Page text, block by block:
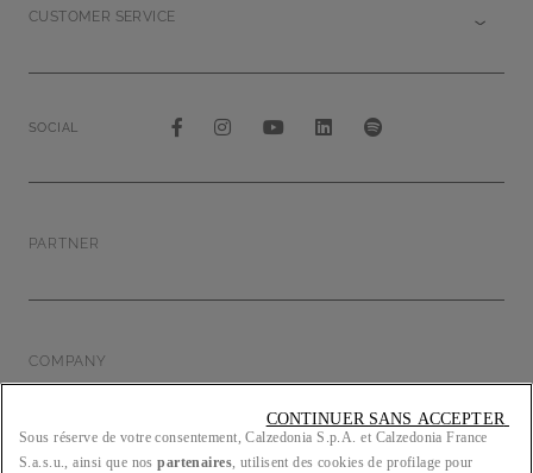
CUSTOMER SERVICE
SOCIAL
PARTNER
COMPANY
Sous réserve de votre consentement, Calzedonia S.p.A. et Calzedonia France
S.a.s.u., ainsi que nospartenaires, utilisent des cookies de profilage pour
CONTINUER SANS ACCEPTER